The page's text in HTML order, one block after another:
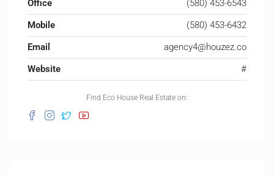
Office
(580) 453-6543
Mobile
(580) 453-6432
Email
agency4@houzez.co
Website
#
Find Eco House Real Estate on: